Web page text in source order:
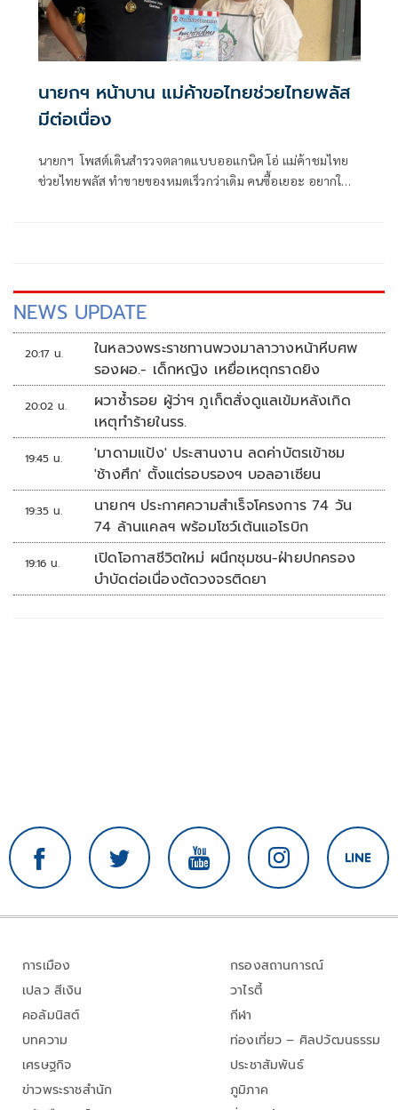
นายกฯ หน้าบาน แม่ค้าขอไทยช่วยไทยพลัส
มีต่อเนื่อง
นายกฯ โพสต์เดินสำรวจตลาดแบบออแกนิค โอ่ แม่ค้าชมไทย
ช่วยไทยพลัส ทำขายของหมดเร็วกว่าเดิม คนซื้อเยอะ อยากให้มี
NEWS UPDATE
20:17 น.
ในหลวงพระราชทานพวงมาลาวางหน้าหีบศพ
รองผอ.- เด็กหญิง เหยื่อเหตุกราดยิง
20:02 น.
ผวาซ้ำรอย ผู้ว่าฯ ภูเก็ตสั่งดูแลเข้มหลังเกิด
เหตุทำร้ายในรร.
19:45 น.
'มาดามแป้ง' ประสานงาน ลดค่าบัตรเข้าชม
'ช้างศึก' ตั้งแต่รอบรองฯ บอลอาเซียน
19:35 น.
นายกฯ ประกาศความสำเร็จโครงการ 74 วัน
74 ล้านแคลฯ พร้อมโชว์เต้นแอโรบิก
19:16 น.
เปิดโอกาสชีวิตใหม่ ผนึกชุมชน-ฝ่ายปกครอง
บำบัดต่อเนื่องตัดวงจรติดยา
การเมือง
เปลว สีเงิน
คอลัมนิสต์
บทความ
เศรษฐกิจ
ข่าวพระราชสำนัก
กรองสถานการณ์
วาไรตี้
กีฬา
ท่องเที่ยว – ศิลปวัฒนธรรม
ประชาสัมพันธ์
ภูมิภาค